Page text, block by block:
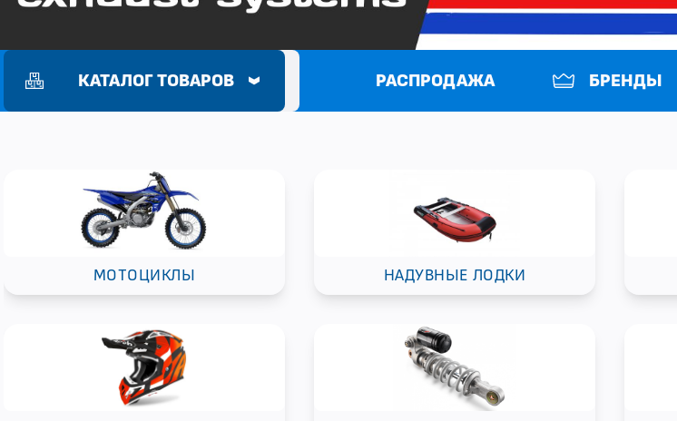
КАТАЛОГ ТОВАРОВ РАСПРОДАЖА БРЕНДЫ
МОТОЦИКЛЫ НАДУВНЫЕ ЛОДКИ